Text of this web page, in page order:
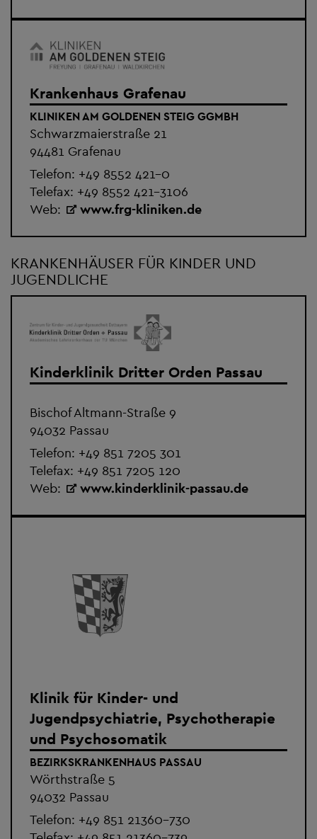
Krankenhaus Grafenau
KLINIKEN AM GOLDENEN STEIG GGMBH
Schwarzmaierstraße 21
94481 Grafenau
Telefon: +49 8552 421-0
Telefax: +49 8552 421-3106
Web:
www.frg-kliniken.de
KRANKENHÄUSER FÜR KINDER UND
JUGENDLICHE
Kinderklinik Dritter Orden Passau
Bischof Altmann-Straße 9
94032 Passau
Telefon: +49 851 7205 301
Telefax: +49 851 7205 120
Web:
www.kinderklinik-passau.de
Klinik für Kinder- und
Jugendpsychiatrie, Psychotherapie
und Psychosomatik
BEZIRKSKRANKENHAUS PASSAU
Wörthstraße 5
94032 Passau
Telefon: +49 851 21360-730